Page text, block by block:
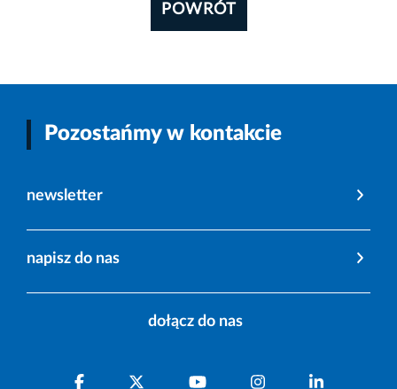
POWRÓT
Pozostańmy w kontakcie
newsletter
napisz do nas
dołącz do nas